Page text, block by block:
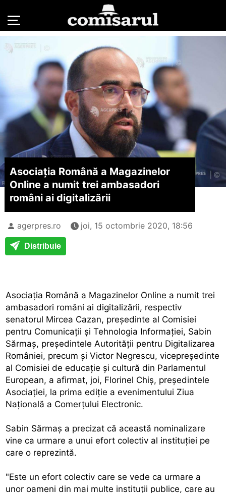
Asociaţia Română a Magazinelor
Online a numit trei ambasadori
români ai digitalizării
agerpres.ro joi, 15 octombrie 2020, 18:56
Distribuie
Asociaţia Română a Magazinelor Online a numit trei
ambasadori români ai digitalizării, respectiv
senatorul Mircea Cazan, preşedinte al Comisiei
pentru Comunicaţii şi Tehnologia Informaţiei, Sabin
Sărmaş, preşedintele Autorităţii pentru Digitalizarea
României, precum şi Victor Negrescu, vicepreşedinte
al Comisiei de educaţie şi cultură din Parlamentul
European, a afirmat, joi, Florinel Chiş, preşedintele
Asociaţiei, la prima ediţie a evenimentului Ziua
Naţională a Comerţului Electronic.
Sabin Sărmaş a precizat că această nominalizare
vine ca urmare a unui efort colectiv al instituţiei pe
care o reprezintă.
"Este un efort colectiv care se vede ca urmare a
unor oameni din mai multe instituţii publice, care au